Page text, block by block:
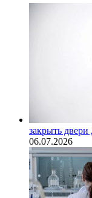
закрыть двери
06.07.2026